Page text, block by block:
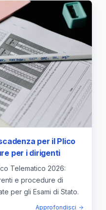
per il Plico
per i dirigenti
Telematico 2026:
e procedure di
per gli Esami di Stato.
Approfondisci